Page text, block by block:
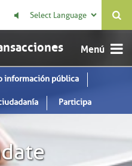
Select Language 
información pública
Participa